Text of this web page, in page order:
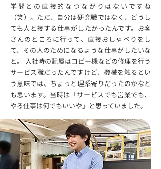
学問との直接的なつながりはないですね
（笑）。ただ、自分は研究職ではなく、どうし
ても人と接する仕事がしたかったんです。お客
さんのところに行って、直接おしゃべりをし
て、その人のためになるような仕事がしたいな
と。 入社時の配属はコピー機などの修理を行う
サービス職だったんですけど、機械を触るとい
う意味では、ちょっと理系寄りだったのかなと
も思います。当時は「サービスでも営業でも、
やる仕事は何でもいいや」と思っていました。